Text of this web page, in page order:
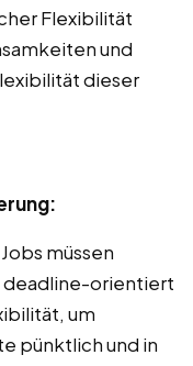
Flexibilität
und
dieser
müssen
orientiert
um
pünktlich und in